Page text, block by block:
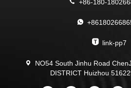
+86-180-
link-pp7
NO54 South Jinhu Road
DISTRICT Huizhou